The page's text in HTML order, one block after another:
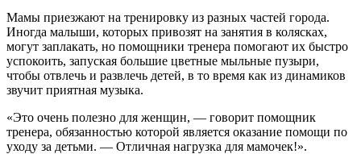
Мамы приезжают на тренировку из разных частей города.
Иногда малыши, которых привозят на занятия в колясках,
могут заплакать, но помощники тренера помогают их быстро
успокоить, запуская большие цветные мыльные пузыри,
чтобы отвлечь и развлечь детей, в то время как из динамиков
звучит приятная музыка.
«Это очень полезно для женщин, — говорит помощник
тренера, обязанностью которой является оказание помощи по
уходу за детьми. — Отличная нагрузка для мамочек!».